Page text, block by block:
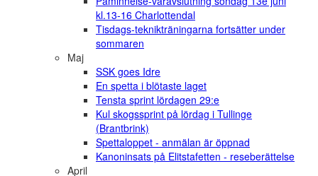
kl.13-16 Charlottendal
Tisdags-teknikträningarna fortsätter under
sommaren
Maj
SSK goes Idre
En spetta i blötaste laget
Tensta sprint lördagen 29:e
Kul skogssprint på lördag i Tullinge
(Brantbrink)
Spettaloppet - anmälan är öppnad
Kanoninsats på Elitstafetten - reseberättelse
April